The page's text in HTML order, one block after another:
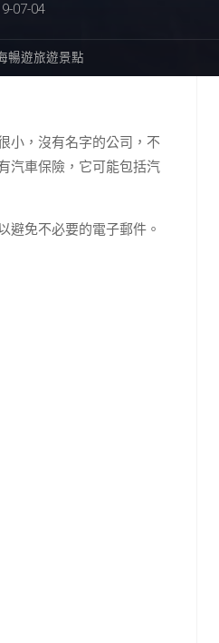
07-04
暢遊旅遊景點
小，沒有名字的公司，不
汽車保險，它可能包括汽
避免不必要的電子郵件。